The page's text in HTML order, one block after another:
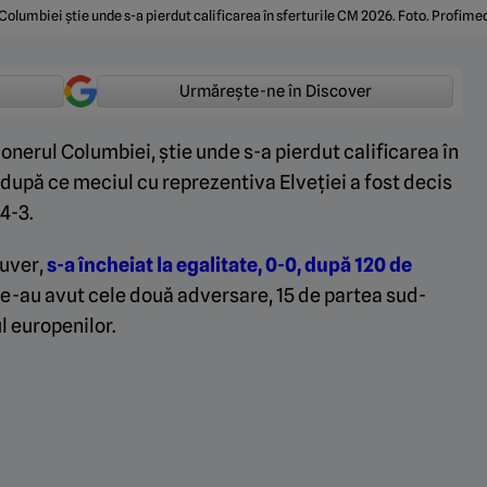
știe unde s-a pierdut calificarea în sferturile CM 2026. Foto.
Urmărește-ne în Discover
Columbiei, știe unde s-a pierdut calificarea în
ce meciul cu reprezentiva Elveției a fost decis
3.
s-a încheiat la egalitate, 0-0, după 120 de
au avut cele două adversare, 15 de partea sud-
europenilor.